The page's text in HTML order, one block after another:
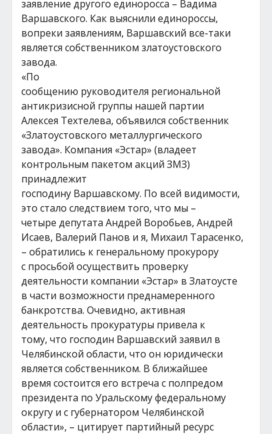
заявление другого единоросса – Вадима
Варшавского. Как выяснили единороссы,
вопреки заявлениям, Варшавский все-таки
является собственником златоустовского
завода.
«По
сообщению руководителя региональной
антикризисной группы нашей партии
Алексея Техтелева, объявился собственник
«Златоустовского металлургического
завода». Компания «Эстар» (владеет
контрольным пакетом акций ЗМЗ)
принадлежит
господину Варшавскому. По всей видимости,
это стало следствием того, что мы –
четыре депутата Андрей Воробьев, Андрей
Исаев, Валерий Панов и я, Михаил Тарасенко,
– обратились к генеральному прокурору
с просьбой осуществить проверку
деятельности компании «Эстар» в Златоусте
в части возможности преднамеренного
банкротства. Очевидно, активная
деятельность прокуратуры привела к
тому, что господин Варшавский заявил в
Челябинской области, что он юридически
является собственником. В ближайшее
время состоится его встреча с полпредом
президента по Уральскому федеральному
округу и с губернатором Челябинской
области», – цитирует партийный ресурс